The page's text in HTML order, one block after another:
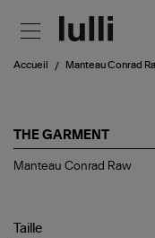
Accueil Manteau Conrad
THE GARMENT
Manteau
Manteau Conrad Raw
Taille